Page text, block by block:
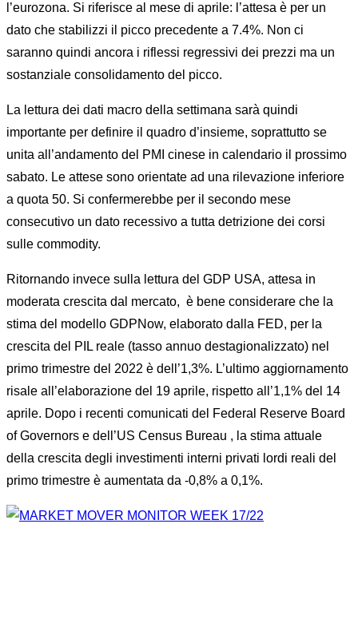
l’eurozona. Si riferisce al mese di aprile: l’attesa è per un
dato che stabilizzi il picco precedente a 7.4%. Non ci
saranno quindi ancora i riflessi regressivi dei prezzi ma un
sostanziale consolidamento del picco.
La lettura dei dati macro della settimana sarà quindi
importante per definire il quadro d’insieme, soprattutto se
unita all’andamento del PMI cinese in calendario il prossimo
sabato. Le attese sono orientate ad una rilevazione inferiore
a quota 50. Si confermerebbe per il secondo mese
consecutivo un dato recessivo a tutta detrizione dei corsi
sulle commodity.
Ritornando invece sulla lettura del GDP USA, attesa in
moderata crescita dal mercato, è bene considerare che la
stima del modello GDPNow, elaborato dalla FED, per la
crescita del PIL reale (tasso annuo destagionalizzato) nel
primo trimestre del 2022 è dell’1,3%. L’ultimo aggiornamento
risale all’elaborazione del 19 aprile, rispetto all’1,1% del 14
aprile. Dopo i recenti comunicati del Federal Reserve Board
of Governors e dell’US Census Bureau , la stima attuale
della crescita degli investimenti interni privati ​​lordi reali del
primo trimestre è aumentata da -0,8% a 0,1%.